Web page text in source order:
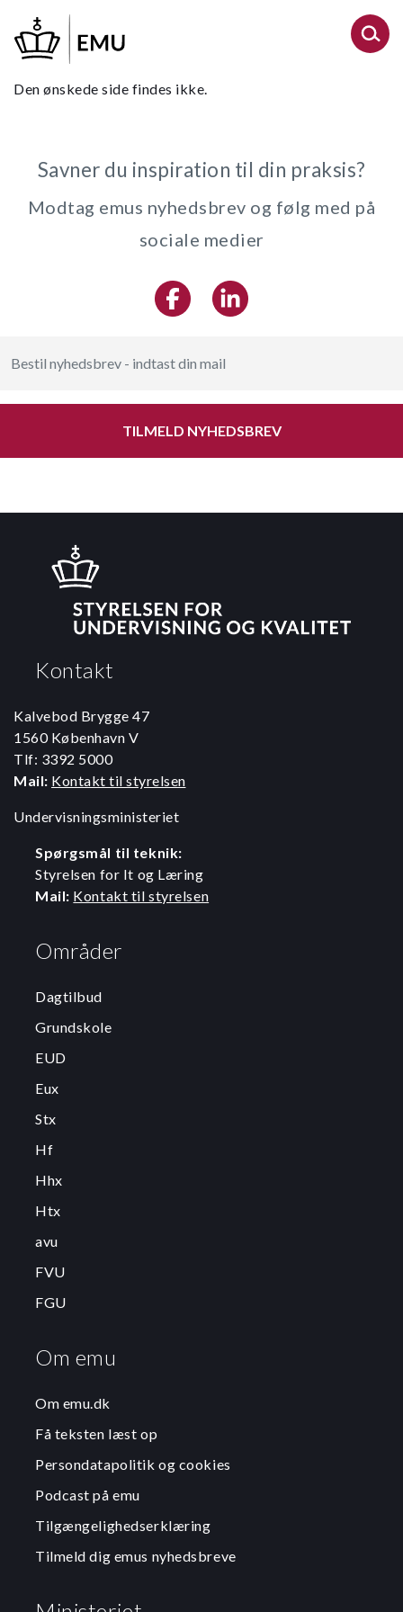
hovedindhold
Den ønskede side findes ikke.
Savner du inspiration til din praksis?
Modtag emus nyhedsbrev og følg med på
sociale medier
TILMELD NYHEDSBREV
Kontakt
Kalvebod Brygge 47
1560 København V
Tlf: 3392 5000
Mail: Kontakt til styrelsen
Undervisningsministeriet
Spørgsmål til teknik:
Styrelsen for It og Læring
Mail: Kontakt til styrelsen
Områder
Dagtilbud
Grundskole
EUD
Eux
Stx
Hf
Hhx
Htx
avu
FVU
FGU
Om emu
Om emu.dk
Få teksten læst op
Persondatapolitik og cookies
Podcast på emu
Tilgængelighedserklæring
Tilmeld dig emus nyhedsbreve